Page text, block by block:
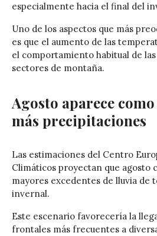
especialmente hacia el final del
Uno de los aspectos que más
es que el aumento de las
el comportamiento habitual de
sectores de montaña.
Agosto aparece
más precipitaciones
Las estimaciones del Centro
Climáticos proyectan que agosto
mayores excedentes de lluvia de
invernal.
Este escenario favorecería la
frontales más frecuentes a